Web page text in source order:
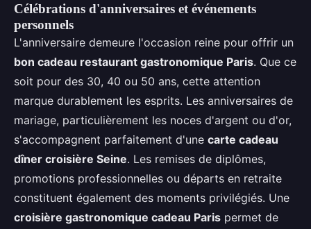
Célébrations d'anniversaires et événements
personnels
L'anniversaire demeure l'occasion reine pour offrir un
bon cadeau restaurant gastronomique Paris. Que ce
soit pour des 30, 40 ou 50 ans, cette attention
marque durablement les esprits. Les anniversaires de
mariage, particulièrement les noces d'argent ou d'or,
s'accompagnent parfaitement d'une carte cadeau
dîner croisière Seine. Les remises de diplômes,
promotions professionnelles ou départs en retraite
constituent également des moments privilégiés. Une
croisière gastronomique cadeau Paris permet de